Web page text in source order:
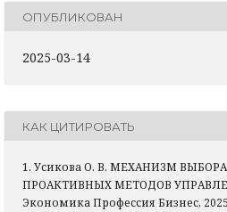
ОПУБЛИКОВАН
2025-03-14
КАК ЦИТИРОВАТЬ
1. Усикова О. В. МЕХАНИЗМ
ПРОАКТИВНЫХ МЕТОДОВ
Экономика Профессия Бизнес,